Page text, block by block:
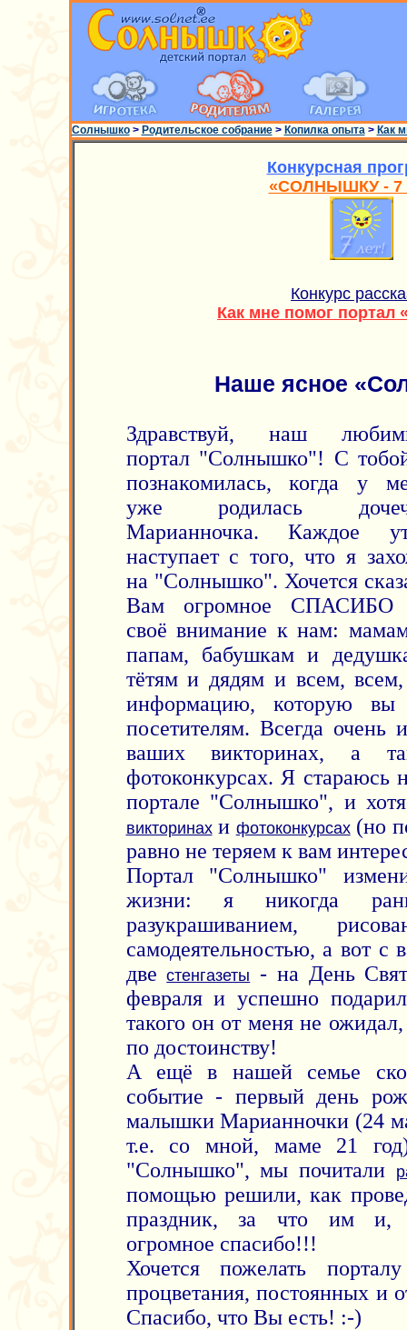
Солнышко> Родительское собрание> Копилка опыта> Как
Конкурсная
«СОЛНЫШКУ - 7
Конкурс
Как мне помог портал
Наше ясное
Здравствуй, наш
портал "Солнышко"! С
познакомилась, когда у
уже родилась
Марианночка. Каждое
наступает с того, что я
на "Солнышко". Хочется
Вам огромное СПАСИБО
своё внимание к нам:
папам, бабушкам и
тётям и дядям и всем,
информацию, которую вы
посетителям. Всегда очень
ваших викторинах, а
фотоконкурсах. Я стараюсь
портале "Солнышко", и
викторинахи фотоконкурсах(но
равно не теряем к вам
Портал "Солнышко"
жизни: я никогда
разукрашиванием,
самодеятельностью, а вот
двестенгазеты - на День
февраля и успешно
такого он от меня не
по достоинству!
А ещё в нашей семье
событие - первый день
малышки Марианночки (24
т.е. со мной, маме 21
"Солнышко", мы почитали
помощью решили, как
праздник, за что им и,
огромное спасибо!!!
Хочется пожелать
процветания, постоянных и
Спасибо, что Вы есть! :-)